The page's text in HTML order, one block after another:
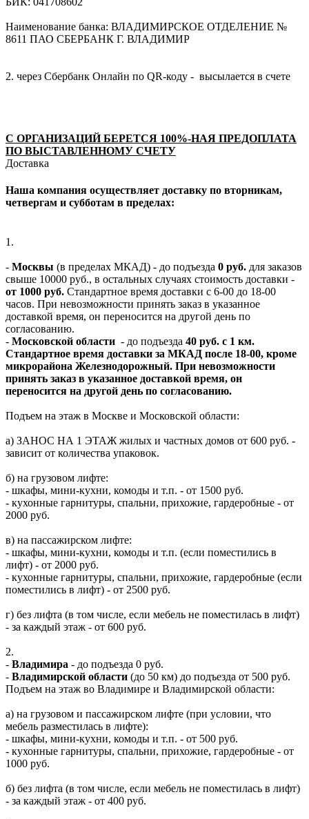
Наименование банка: ВЛАДИМИРСКОЕ ОТДЕЛЕНИЕ №
8611 ПАО СБЕРБАНК Г. ВЛАДИМИР
2. через Сбербанк Онлайн по QR-коду - высылается в счете
С ОРГАНИЗАЦИЙ БЕРЕТСЯ 100%-НАЯ ПРЕДОПЛАТА
ПО ВЫСТАВЛЕННОМУ СЧЕТУ
Доставка
Наша компания осуществляет доставку по вторникам,
четвергам и субботам в пределах:
1.
- Москвы (в пределах МКАД) - до подъезда 0 руб. для заказов
свыше 10000 руб., в остальных случаях стоимость доставки -
от 1000 руб. Стандартное время доставки с 6-00 до 18-00
часов. При невозможности принять заказ в указанное
доставкой время, он переносится на другой день по
согласованию.
- Московской области - до подъезда 40 руб. с 1 км.
Стандартное время доставки за МКАД после 18-00, кроме
микрорайона Железнодорожный. При невозможности
принять заказ в указанное доставкой время, он
переносится на другой день по согласованию.
Подъем на этаж в Москве и Московской области:
а) ЗАНОС НА 1 ЭТАЖ жилых и частных домов от 600 руб. -
зависит от количества упаковок.
б) на грузовом лифте:
- шкафы, мини-кухни, комоды и т.п. - от 1500 руб.
- кухонные гарнитуры, спальни, прихожие, гардеробные - от
2000 руб.
в) на пассажирском лифте:
- шкафы, мини-кухни, комоды и т.п. (если поместились в
лифт) - от 2000 руб.
- кухонные гарнитуры, спальни, прихожие, гардеробные (если
поместились в лифт) - от 2500 руб.
г) без лифта (в том числе, если мебель не поместилась в лифт)
- за каждый этаж - от 600 руб.
2.
- Владимира - до подъезда 0 руб.
- Владимирской области (до 50 км) до подъезда от 500 руб.
Подъем на этаж во Владимире и Владимирской области:
а) на грузовом и пассажирском лифте (при условии, что
мебель разместилась в лифте):
- шкафы, мини-кухни, комоды и т.п. - от 500 руб.
- кухонные гарнитуры, спальни, прихожие, гардеробные - от
1000 руб.
б) без лифта (в том числе, если мебель не поместилась в лифт)
- за каждый этаж - от 400 руб.